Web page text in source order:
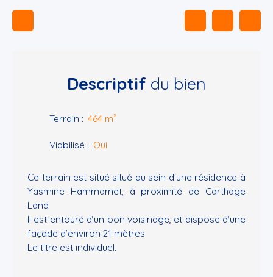
Descriptif du bien
Terrain : 464 m²
Viabilisé : Oui
Ce terrain est situé situé au sein d'une résidence à
Yasmine Hammamet, à proximité de Carthage
Land
Il est entouré d’un bon voisinage, et dispose d’une
façade d’environ 21 mètres
Le titre est individuel.